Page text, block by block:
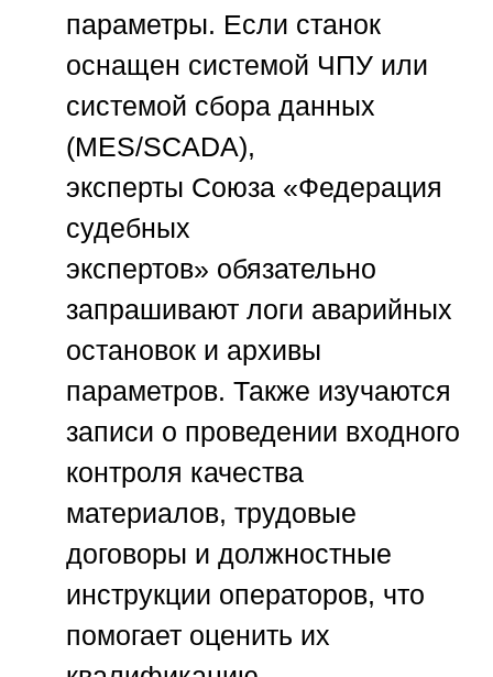
параметры. Если станок
оснащен системой ЧПУ или
системой сбора данных
(MES/SCADA),
эксперты Союза «Федерация
судебных
экспертов» обязательно
запрашивают логи аварийных
остановок и архивы
параметров. Также изучаются
записи о проведении входного
контроля качества
материалов, трудовые
договоры и должностные
инструкции операторов, что
помогает оценить их